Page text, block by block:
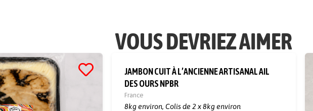
VOUS DEVRIEZ AIMER
JAMBON CUIT À L’ANCIENNE ARTISANAL AIL
DES OURS NPBR
France
8kg environ, Colis de 2 x 8kg environ